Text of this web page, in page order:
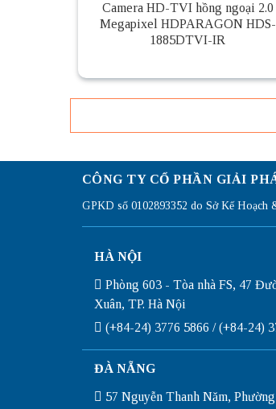
Camera HD-TVI hồng ngoại 2.0
Megapixel HDPARAGON HDS-
1885DTVI-IR
CÔNG TY CỔ PHẦN GIẢI
GPKD số 0102893352 do Sở Kế
HÀ NỘI
Phòng 603 - Tòa nhà FS, 47
Xuân, TP. Hà Nội
(+84-24) 3776 5866 / (+84-24)
ĐÀ NẴNG
57 Nguyễn Thanh Năm,